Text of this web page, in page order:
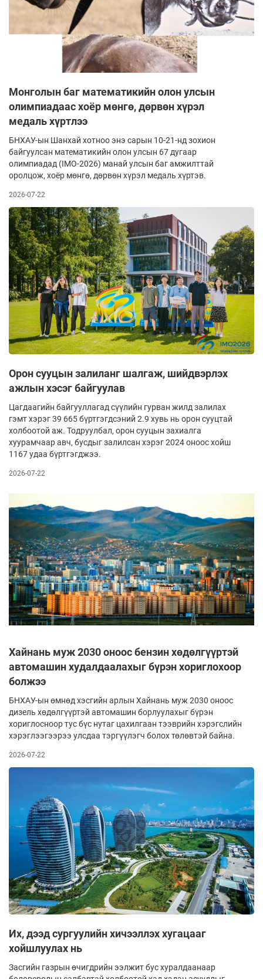
Монголын баг математикийн олон улсын
олимпиадаас хоёр мөнгө, дөрвөн хүрэл
медаль хүртлээ
БНХАУ-ын Шанхай хотноо энэ сарын 10-21-нд зохион
байгуулсан математикийн олон улсын 67 дугаар
олимпиадад (IMO-2026) манай улсын баг амжилттай
оролцож, хоёр мөнгө, дөрвөн хүрэл медаль хүртэв.
2026-07-22
Орон сууцын залиланг шалгаж, шийдвэрлэх
ажлын хэсэг байгуулав
Цагдаагийн байгууллагад сүүлийн гурван жилд залилах
гэмт хэрэг 39 665 бүртгэгдсэний 2.9 хувь нь орон сууцтай
холбоотой аж. Тодруулбал, орон сууцын захиалга
хуурамчаар авч, бусдыг залилсан хэрэг 2024 оноос хойш
1167 удаа бүртгэгджээ.
2026-07-22
Хайнань муж 2030 оноос бензин хөдөлгүүртэй
автомашин худалдаалахыг бүрэн хориглохоор
болжээ
БНХАУ-ын өмнөд хэсгийн арлын Хайнань муж 2030 оноос
дизель хөдөлгүүртэй автомашин борлуулахыг бүрэн
хориглосноор тус бүс нутаг цахилгаан тээврийн хэрэгслийн
хэрэглээгээрээ улсдаа тэргүүлэгч болох төлөвтэй байна.
2026-07-22
Их, дээд сургуулийн хичээллэх хугацааг
хойшлуулах нь
Засгийн газрын өчигдрийн ээлжит бус хуралдаанаар